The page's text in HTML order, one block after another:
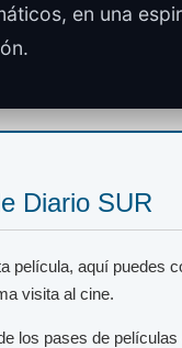
en una
Diario SUR
película, aquí puedes
visita al cine.
los pases de películas